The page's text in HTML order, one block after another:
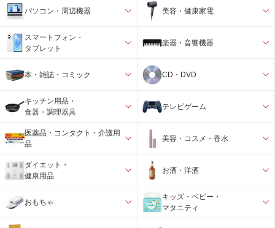
パソコン・周辺機器 美容・健康家電
スマートフォン・
タブレット
楽器・音響機器
本・雑誌・コミック CD・DVD
キッチン用品・
食器・調理器具
テレビゲーム
医薬品・コンタクト・介護用
品
美容・コスメ・香水
ダイエット・
健康用品
お酒・洋酒
おもちゃ
キッズ・ベビー・
マタニティ